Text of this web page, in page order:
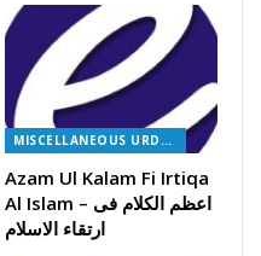
MISCELLANEOUS URDU BOOKS
Azam Ul Kalam Fi Irtiqa
Al Islam – اعظم الکلام فی
ارتقاء الاسلام